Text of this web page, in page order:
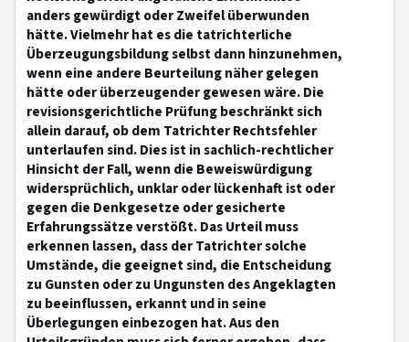
anders gewürdigt oder Zweifel überwunden
hätte. Vielmehr hat es die tatrichterliche
Überzeugungsbildung selbst dann hinzunehmen,
wenn eine andere Beurteilung näher gelegen
hätte oder überzeugender gewesen wäre. Die
revisionsgerichtliche Prüfung beschränkt sich
allein darauf, ob dem Tatrichter Rechtsfehler
unterlaufen sind. Dies ist in sachlich-rechtlicher
Hinsicht der Fall, wenn die Beweiswürdigung
widersprüchlich, unklar oder lückenhaft ist oder
gegen die Denkgesetze oder gesicherte
Erfahrungssätze verstößt. Das Urteil muss
erkennen lassen, dass der Tatrichter solche
Umstände, die geeignet sind, die Entscheidung
zu Gunsten oder zu Ungunsten des Angeklagten
zu beeinflussen, erkannt und in seine
Überlegungen einbezogen hat. Aus den